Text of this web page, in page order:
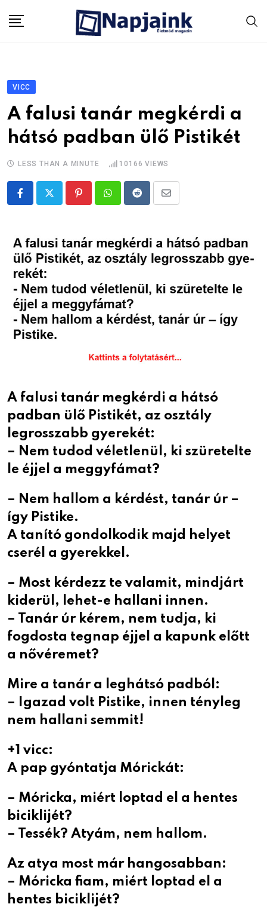
VICC
A falusi tanár megkérdi a
hátsó padban ülő Pistikét
LESS THAN A MINUTE 10166 VIEWS
PinterestWhatsappRedditShare
A falusi tanár megkérdi a hátsó
padban ülő Pistikét, az osztály
legrosszabb gyerekét:
– Nem tudod véletlenül, ki szüretelte
le éjjel a meggyfámat?
– Nem hallom a kérdést, tanár úr –
így Pistike.
A tanító gondolkodik majd helyet
cserél a gyerekkel.
– Most kérdezz te valamit, mindjárt
kiderül, lehet-e hallani innen.
– Tanár úr kérem, nem tudja, ki
fogdosta tegnap éjjel a kapunk előtt
a nővéremet?
Mire a tanár a leghátsó padból:
– Igazad volt Pistike, innen tényleg
nem hallani semmit!
+1 vicc:
A pap gyóntatja Mórickát:
– Móricka, miért loptad el a hentes
biciklijét?
– Tessék? Atyám, nem hallom.
Az atya most már hangosabban:
– Móricka fiam, miért loptad el a
hentes biciklijét?